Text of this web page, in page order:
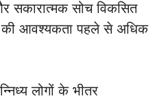
सकारात्मक सोच विकसित
आवश्यकता पहले से अधिक
लोगों के भीतर